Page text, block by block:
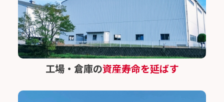
工場・倉庫の資産寿命を延ばす